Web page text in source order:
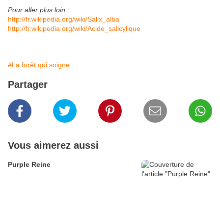
Pour aller plus loin :
http://fr.wikipedia.org/wiki/Salix_alba
http://fr.wikipedia.org/wiki/Acide_salicylique
#La forêt qui soigne
Partager
Vous aimerez aussi
Purple Reine